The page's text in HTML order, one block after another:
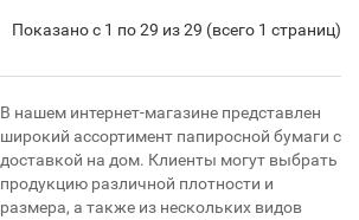
Показано с 1 по 29 из 29 (всего 1 страниц)
В нашем интернет-магазине представлен
широкий ассортимент папиросной бумаги с
доставкой на дом. Клиенты могут выбрать
продукцию различной плотности и
размера, а также из нескольких видов